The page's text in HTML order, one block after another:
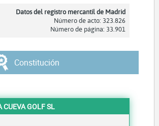
Datos del registro mercantil de Madrid
Número de acto: 323.826
Número de página: 33.901
Constitución
CUEVA GOLF SL